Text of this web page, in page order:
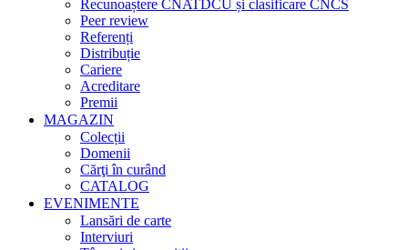
Recunoaștere CNATDCU și clasificare CNCS
Peer review
Referenți
Distribuție
Cariere
Acreditare
Premii
MAGAZIN
Colecții
Domenii
Cărţi în curând
CATALOG
EVENIMENTE
Lansări de carte
Interviuri